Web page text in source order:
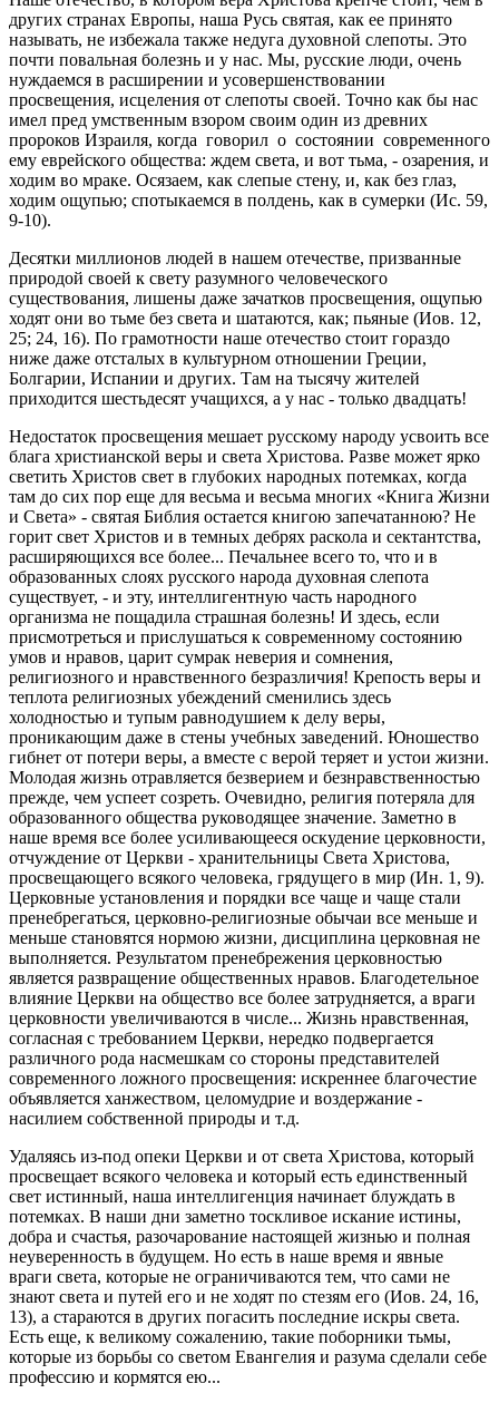
других странах Европы, наша Русь святая, как ее принято
называть, не избежала также недуга духовной слепоты. Это
почти повальная болезнь и у нас. Мы, русские люди, очень
нуждаемся в расширении и усовершенствовании
просвещения, исцеления от слепоты своей. Точно как бы нас
имел пред умственным взором своим один из древних
пророков Израиля, когда говорил о состоянии современного
ему еврейского общества: ждем света, и вот тьма, - озарения, и
ходим во мраке. Осязаем, как слепые стену, и, как без глаз,
ходим ощупью; спотыкаемся в полдень, как в сумерки (Ис. 59,
9-10).
Десятки миллионов людей в нашем отечестве, призванные
природой своей к свету разумного человеческого
существования, лишены даже зачатков просвещения, ощупью
ходят они во тьме без света и шатаются, как; пьяные (Иов. 12,
25; 24, 16). По грамотности наше отечество стоит гораздо
ниже даже отсталых в культурном отношении Греции,
Болгарии, Испании и других. Там на тысячу жителей
приходится шестьдесят учащихся, а у нас - только двадцать!
Недостаток просвещения мешает русскому народу усвоить все
блага христианской веры и света Христова. Разве может ярко
светить Христов свет в глубоких народных потемках, когда
там до сих пор еще для весьма и весьма многих «Книга Жизни
и Света» - святая Библия остается книгою запечатанною? Не
горит свет Христов и в темных дебрях раскола и сектантства,
расширяющихся все более... Печальнее всего то, что и в
образованных слоях русского народа духовная слепота
существует, - и эту, интеллигентную часть народного
организма не пощадила страшная болезнь! И здесь, если
присмотреться и прислушаться к современному состоянию
умов и нравов, царит сумрак неверия и сомнения,
религиозного и нравственного безразличия! Крепость веры и
теплота религиозных убеждений сменились здесь
холодностью и тупым равнодушием к делу веры,
проникающим даже в стены учебных заведений. Юношество
гибнет от потери веры, а вместе с верой теряет и устои жизни.
Молодая жизнь отравляется безверием и безнравственностью
прежде, чем успеет созреть. Очевидно, религия потеряла для
образованного общества руководящее значение. Заметно в
наше время все более усиливающееся оскудение церковности,
отчуждение от Церкви - хранительницы Света Христова,
просвещающего всякого человека, грядущего в мир (Ин. 1, 9).
Церковные установления и порядки все чаще и чаще стали
пренебрегаться, церковно-религиозные обычаи все меньше и
меньше становятся нормою жизни, дисциплина церковная не
выполняется. Результатом пренебрежения церковностью
является развращение общественных нравов. Благодетельное
влияние Церкви на общество все более затрудняется, а враги
церковности увеличиваются в числе... Жизнь нравственная,
согласная с требованием Церкви, нередко подвергается
различного рода насмешкам со стороны представителей
современного ложного просвещения: искреннее благочестие
объявляется ханжеством, целомудрие и воздержание -
насилием собственной природы и т.д.
Удаляясь из-под опеки Церкви и от света Христова, который
просвещает всякого человека и который есть единственный
свет истинный, наша интеллигенция начинает блуждать в
потемках. В наши дни заметно тоскливое искание истины,
добра и счастья, разочарование настоящей жизнью и полная
неуверенность в будущем. Но есть в наше время и явные
враги света, которые не ограничиваются тем, что сами не
знают света и путей его и нe ходят по стезям его (Иов. 24, 16,
13), а стараются в других погасить последние искры света.
Есть еще, к великому сожалению, такие поборники тьмы,
которые из борьбы со светом Евангелия и разума сделали себе
профессию и кормятся ею...